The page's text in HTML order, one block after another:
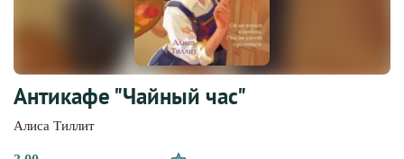
Антикафе "Чайный час"
Алиса Тиллит